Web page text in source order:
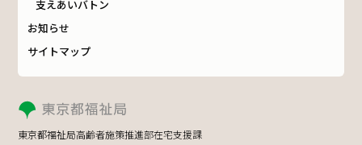
支えあいバトン
お知らせ
サイトマップ
東京都福祉局高齢者施策推進部在宅支援課